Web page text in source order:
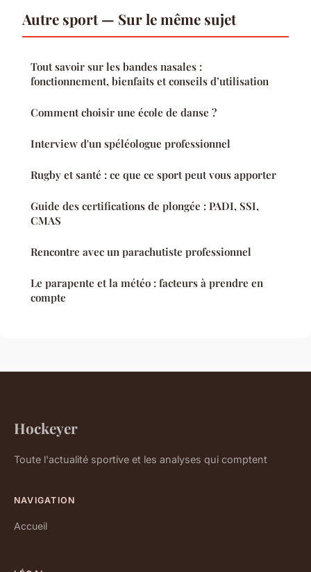
Autre sport — Sur le même sujet
Tout savoir sur les bandes nasales :
fonctionnement, bienfaits et conseils d’utilisation
Comment choisir une école de danse ?
Interview d'un spéléologue professionnel
Rugby et santé : ce que ce sport peut vous apporter
Guide des certifications de plongée : PADI, SSI,
CMAS
Rencontre avec un parachutiste professionnel
Le parapente et la météo : facteurs à prendre en
compte
Hockeyer
Toute l'actualité sportive et les analyses qui comptent
NAVIGATION
Accueil